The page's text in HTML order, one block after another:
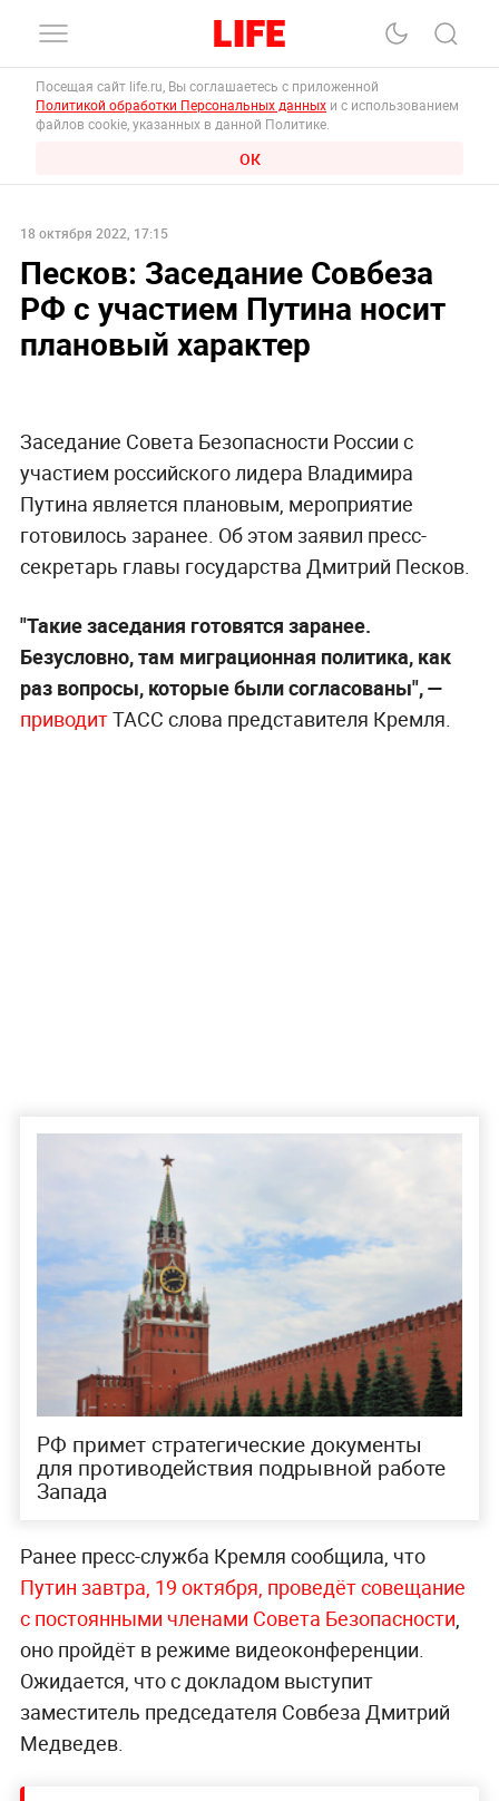
Посещая сайт life.ru, Вы соглашаетесь с приложенной
Политикой обработки Персональных данных и с использованием
файлов cookie, указанных в данной Политике.
ОК
18 октября 2022, 17:15
Песков: Заседание Совбеза
РФ с участием Путина носит
плановый характер
Заседание Совета Безопасности России с
участием российского лидера Владимира
Путина является плановым, мероприятие
готовилось заранее. Об этом заявил пресс-
секретарь главы государства Дмитрий Песков.
"Такие заседания готовятся заранее.
Безусловно, там миграционная политика, как
раз вопросы, которые были согласованы", —
приводитТАСС слова представителя Кремля.
РФ примет стратегические документы
для противодействия подрывной работе
Запада
Ранее пресс-служба Кремля сообщила, что
Путин завтра, 19 октября, проведёт совещание
с постоянными членами Совета Безопасности,
оно пройдёт в режиме видеоконференции.
Ожидается, что с докладом выступит
заместитель председателя Совбеза Дмитрий
Медведев.